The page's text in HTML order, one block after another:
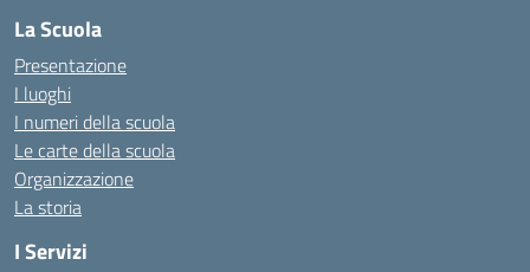
La Scuola
Presentazione
I luoghi
I numeri della scuola
Le carte della scuola
Organizzazione
La storia
I Servizi